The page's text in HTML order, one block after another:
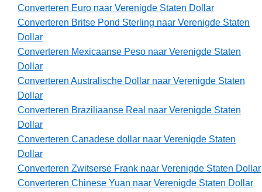
Converteren Euro naar Verenigde Staten Dollar
Converteren Britse Pond Sterling naar Verenigde Staten
Dollar
Converteren Mexicaanse Peso naar Verenigde Staten
Dollar
Converteren Australische Dollar naar Verenigde Staten
Dollar
Converteren Braziliaanse Real naar Verenigde Staten
Dollar
Converteren Canadese dollar naar Verenigde Staten
Dollar
Converteren Zwitserse Frank naar Verenigde Staten Dollar
Converteren Chinese Yuan naar Verenigde Staten Dollar